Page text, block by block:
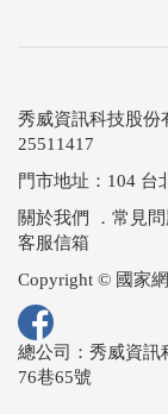
秀威資訊科技股
25511417
門市地址：104 台
關於我們
． 常見問
客服信箱
Copyright © 國家
總公司：秀威資訊
76巷65號